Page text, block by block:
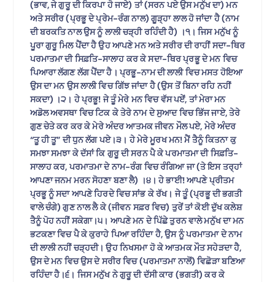
(ਭਾਵ, ਜੇ ਗੁਰੂ ਦੀ ਕਿਰਪਾ ਹੋ ਜਾਏ) ਤਾਂ (ਸਰਨ ਪਏ ਉਸ ਮਨੁੱਖ ਦਾ) ਮਨ
ਅਤੇ ਸਰੀਰ (ਪ੍ਰਭੂ ਦੇ ਪ੍ਰੇਮ-ਰੰਗ ਨਾਲ) ਗੂੜ੍ਹਾ ਲਾਲ ਹੋ ਜਾਂਦਾ ਹੈ (ਨਾਮ
ਦੀ ਬਰਕਤਿ ਨਾਲ ਉਸ ਨੂੰ ਲਾਲੀ ਚੜ੍ਹੀ ਰਹਿੰਦੀ ਹੈ) ।੧। ਜਿਸ ਮਨੁੱਖ ਨੂੰ
ਪੂਰਾ ਗੁਰੂ ਮਿਲ ਪੈਂਦਾ ਹੈ ਉਹ ਆਪਣੇ ਮਨ ਅਤੇ ਸਰੀਰ ਦੀ ਰਾਹੀਂ ਸਦਾ-ਥਿਰ
ਪਰਮਾਤਮਾ ਦੀ ਸਿਫ਼ਤਿ-ਸਾਲਾਹ ਕਰ ਕੇ ਸਦਾ-ਥਿਰ ਪ੍ਰਭੂ ਦੇ ਮਨ ਵਿਚ
ਪਿਆਰਾ ਲੱਗਣ ਲੱਗ ਪੈਂਦਾ ਹੈ। ਪ੍ਰਭੂ-ਨਾਮ ਦੀ ਲਾਲੀ ਵਿਚ ਮਸਤ ਹੋਇਆ
ਉਸ ਦਾ ਮਨ ਉਸ ਲਾਲੀ ਵਿਚ ਗਿੱਝ ਜਾਂਦਾ ਹੈ (ਉਸ ਤੋਂ ਬਿਨਾ ਰਹਿ ਨਹੀਂ
ਸਕਦਾ) ।੨। ਹੇ ਪ੍ਰਭੂ! ਜੇ ਤੂੰ ਮੇਰੇ ਮਨ ਵਿਚ ਵੱਸ ਪਏਂ, ਤਾਂ ਮੇਰਾ ਮਨ
ਅਡੋਲ ਅਵਸਥਾ ਵਿਚ ਟਿਕ ਕੇ ਤੇਰੇ ਨਾਮ ਦੇ ਸੁਆਦ ਵਿਚ ਭਿੱਜ ਜਾਏ, ਤੇਰੇ
ਗੁਣ ਚੇਤੇ ਕਰ ਕਰ ਕੇ ਮੇਰੇ ਅੰਦਰ ਆਤਮਕ ਜੀਵਨ ਮੌਲ ਪਏ, ਮੇਰੇ ਅੰਦਰ
“ਤੂ ਹੀ ਤੂ” ਦੀ ਧੁਨ ਲੱਗ ਪਏ।੩। ਹੇ ਮੇਰੇ ਮੂਰਖ ਮਨ! ਮੈਂ ਤੈਨੂੰ ਕਿਤਨਾ ਕੁ
ਸਮਝਾ ਸਮਝਾ ਕੇ ਦੱਸਾਂ ਕਿ ਗੁਰੂ ਦੀ ਸਰਨ ਪੈ ਕੇ ਪਰਮਾਤਮਾ ਦੀ ਸਿਫ਼ਤਿ-
ਸਾਲਾਹ ਕਰ, ਪਰਮਾਤਮਾ ਦੇ ਨਾਮ-ਰੰਗ ਵਿਚ ਰੰਗਿਆ ਜਾ (ਤੇ ਇਸ ਤਰ੍ਹਾਂ
ਆਪਣਾ ਜਨਮ ਮਰਨ ਸੋਹਣਾ ਬਣਾ ਲੈ) ।੪। ਹੇ ਭਾਈ! ਆਪਣੇ ਪ੍ਰੀਤਮ
ਪ੍ਰਭੂ ਨੂੰ ਸਦਾ ਆਪਣੇ ਹਿਰਦੇ ਵਿਚ ਸਾਂਭ ਕੇ ਰੱਖ। ਜੇ ਤੂੰ (ਪ੍ਰਭੂ ਦੀ ਭਗਤੀ
ਵਾਲੇ ਚੰਗੇ) ਗੁਣ ਨਾਲ ਲੈ ਕੇ (ਜੀਵਨ ਸਫ਼ਰ ਵਿਚ) ਤੁਰੇਂ ਤਾਂ ਕੋਈ ਦੁੱਖ ਕਲੇਸ਼
ਤੈਨੂੰ ਪੋਹ ਨਹੀਂ ਸਕੇਗਾ।੫। ਆਪਣੇ ਮਨ ਦੇ ਪਿੱਛੇ ਤੁਰਨ ਵਾਲੇ ਮਨੁੱਖ ਦਾ ਮਨ
ਭਟਕਣਾ ਵਿਚ ਪੈ ਕੇ ਕੁਰਾਹੇ ਪਿਆ ਰਹਿੰਦਾ ਹੈ, ਉਸ ਨੂੰ ਪਰਮਾਤਮਾ ਦੇ ਨਾਮ
ਦੀ ਲਾਲੀ ਨਹੀਂ ਚੜ੍ਹਦੀ। ਉਹ ਨਿਖਸਮਾ ਹੋ ਕੇ ਆਤਮਕ ਮੌਤ ਸਹੇੜਦਾ ਹੈ,
ਉਸ ਦੇ ਮਨ ਵਿਚ ਉਸ ਦੇ ਸਰੀਰ ਵਿਚ (ਪਰਮਾਤਮਾ ਨਾਲੋਂ) ਵਿਛੋੜਾ ਬਣਿਆ
ਰਹਿੰਦਾ ਹੈ।੬। ਜਿਸ ਮਨੁੱਖ ਨੇ ਗੁਰੂ ਦੀ ਦੱਸੀ ਕਾਰ (ਭਗਤੀ) ਕਰ ਕੇ